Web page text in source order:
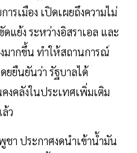
ารเมือง เปิดเผยถึงความไม่
ย้ง ระหว่างอิสราเอล และ
มากขึ้น ทำให้สถานการณ์
ยยืนยันว่า รัฐบาลได้
คลังในประเทศเพิ่มเติม
ว
า ประกาศงดนำเข้าน้ำมัน